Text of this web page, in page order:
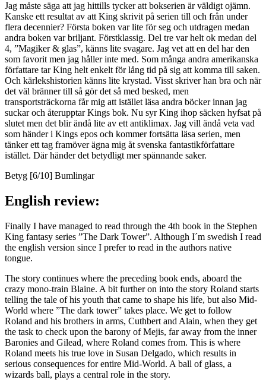
Jag måste säga att jag hittills tycker att bokserien är väldigt ojämn.
Kanske ett resultat av att King skrivit på serien till och från under
flera decennier? Första boken var lite för seg och utdragen medan
andra boken var briljant. Förstklassig. Del tre var helt ok medan del
4, ”Magiker & glas”, känns lite svagare. Jag vet att en del har den
som favorit men jag håller inte med. Som många andra amerikanska
författare tar King helt enkelt för lång tid på sig att komma till saken.
Och kärlekshistorien känns lite krystad. Visst skriver han bra och när
det väl bränner till så gör det så med besked, men
transportsträckorna får mig att istället läsa andra böcker innan jag
suckar och återupptar Kings bok. Nu syr King ihop säcken hyfsat på
slutet men det blir ändå lite av ett antiklimax. Jag vill ändå veta vad
som händer i Kings epos och kommer fortsätta läsa serien, men
tänker ett tag framöver ägna mig åt svenska fantastikförfattare
istället. Där händer det betydligt mer spännande saker.
Betyg [6/10] Bumlingar
English review:
Finally I have managed to read through the 4th book in the Stephen
King fantasy series ”The Dark Tower”. Although I´m swedish I read
the english version since I prefer to read in the authors native
tongue.
The story continues where the preceding book ends, aboard the
crazy mono-train Blaine. A bit further on into the story Roland starts
telling the tale of his youth that came to shape his life, but also Mid-
World where ”The dark tower” takes place. We get to follow
Roland and his brothers in arms, Cuthbert and Alain, when they get
the task to check upon the barony of Mejis, far away from the inner
Baronies and Gilead, where Roland comes from. This is where
Roland meets his true love in Susan Delgado, which results in
serious consequences for entire Mid-World. A ball of glass, a
wizards ball, plays a central role in the story.